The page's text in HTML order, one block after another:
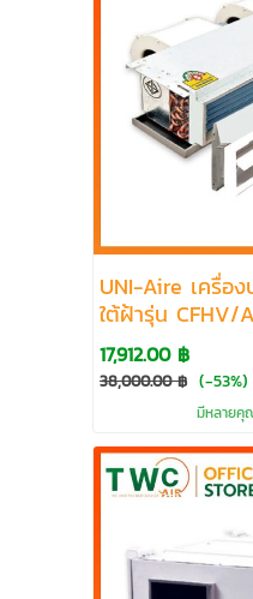
UNI-Aire เครื่อ
ใต้ฝ้ารุ่น CFHV/
ขนาด 13454-
17,912.00 ฿
38,000.00 ฿ (-53%)
มีหลายคุ